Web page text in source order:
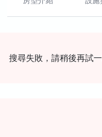
搜尋失敗，請稍後再試